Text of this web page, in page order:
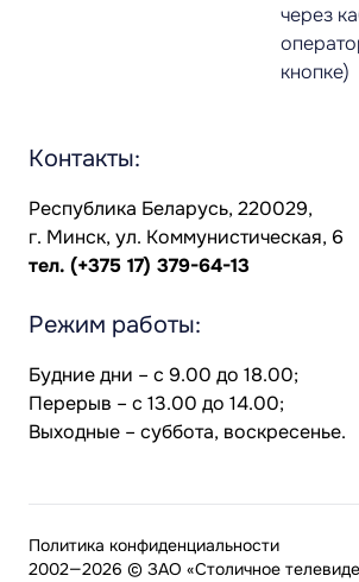
через
кнопке)
Контакты:
Республика Беларусь, 220029,
г. Минск, ул. Коммунистическая, 6
тел. (+375 17) 379-64-13
Режим работы:
Будние дни – с 9.00 до 18.00;
Перерыв – с 13.00 до 14.00;
Выходные – суббота, воскресенье.
2002—2026 © ЗАО «Столичное
Политика конфиденциальности